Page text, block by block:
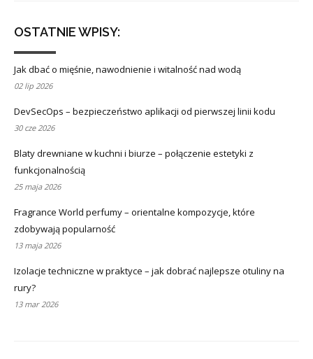
OSTATNIE WPISY:
Jak dbać o mięśnie, nawodnienie i witalność nad wodą
02 lip 2026
DevSecOps – bezpieczeństwo aplikacji od pierwszej linii kodu
30 cze 2026
Blaty drewniane w kuchni i biurze – połączenie estetyki z
funkcjonalnością
25 maja 2026
Fragrance World perfumy – orientalne kompozycje, które
zdobywają popularność
13 maja 2026
Izolacje techniczne w praktyce – jak dobrać najlepsze otuliny na
rury?
13 mar 2026